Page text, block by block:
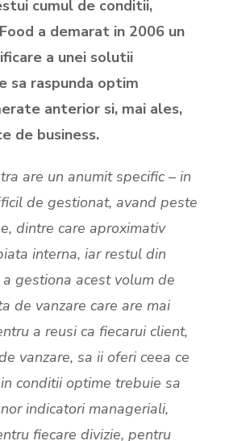
cumul de conditii,
a demarat in 2006 un
a unei solutii
sa raspunda optim
anterior si, mai ales,
de business.
are un anumit specific – in
de gestionat, avand peste
dintre care aproximativ
interna, iar restul din
gestiona acest volum de
de vanzare care are mai
a reusi ca fiecarui client,
vanzare, sa ii oferi ceea ce
conditii optime trebuie sa
indicatori manageriali,
fiecare divizie, pentru